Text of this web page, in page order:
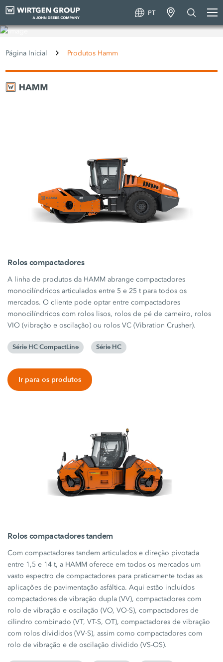
PT
Página Inicial Produtos Hamm
Rolos compactadores
A linha de produtos da HAMM abrange compactadores
monocilíndricos articulados entre 5 e 25 t para todos os
mercados. O cliente pode optar entre compactadores
monocilíndricos com rolos lisos, rolos de pé de carneiro, rolos
VIO (vibração e oscilação) ou rolos VC (Vibration Crusher).
Série HC CompactLine Série HC
Ir para os produtos
Rolos compactadores tandem
Com compactadores tandem articulados e direção pivotada
entre 1,5 e 14 t, a HAMM oferece em todos os mercados um
vasto espectro de compactadores para praticamente todas as
aplicações de pavimentação asfáltica. Aqui estão incluídos
compactadores de vibração dupla (VV), compactadores com
rolo de vibração e oscilação (VO, VO-S), compactadores de
cilindro combinado (VT, VT-S, OT), compactadores de vibração
com rolos divididos (VV-S), assim como compactadores com
rolo de vibração e de oscilação dividido (VS-OS).